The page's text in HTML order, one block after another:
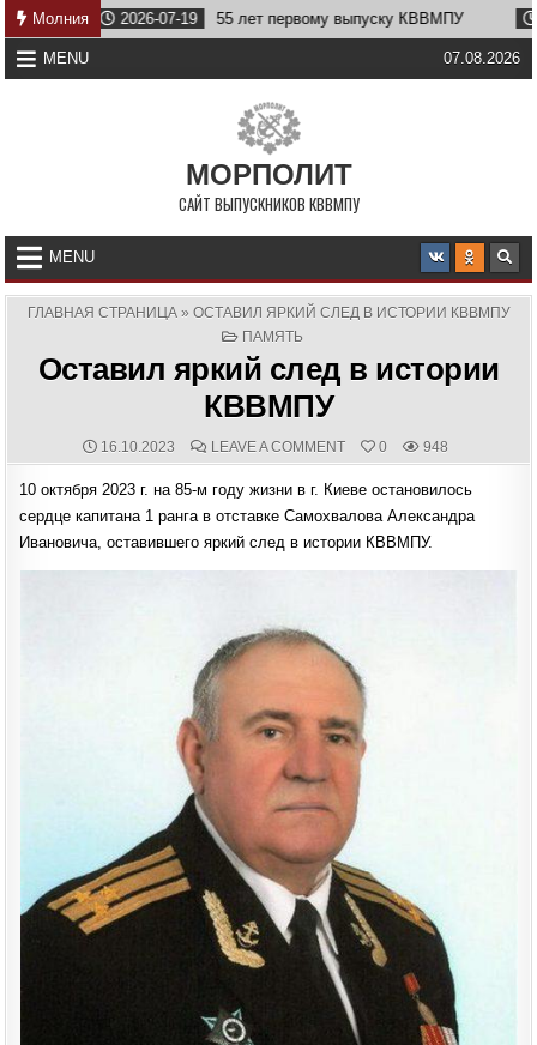
Skip
to
content
Молния2026-07-19 55 лет первому выпуску КВВМПУ
MENU 07.08.2026
МОРПОЛИТ
САЙТ ВЫПУСКНИКОВ КВВМПУ
MENU
ГЛАВНАЯ СТРАНИЦА» ОСТАВИЛ ЯРКИЙ СЛЕД В ИСТОРИИ КВВМПУ
POSTED
ПАМЯТЬ
Оставил яркий след в истории
КВВМПУ
PUBLISHED
DATE:
16.10.2023 COMMENTS:
LEAVE A COMMENTON
ОСТАВИЛ
СЛЕД
ИСТОРИИ
КВВМПУ
0 948
10 октября 2023 г. на 85-м году жизни в г. Киеве остановилось
сердце капитана 1 ранга в отставке Самохвалова Александра
Ивановича, оставившего яркий след в истории КВВМПУ.